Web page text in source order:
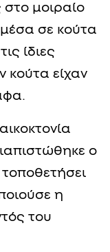
στο μοιραίο
μέσα σε κούτα
ίδιες
κούτα είχαν
ο
η
του